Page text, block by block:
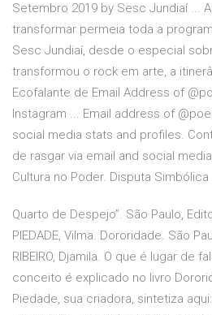
Setembro 2019 by Sesc Jundiaí ...
transformar permeia toda a
Sesc Jundiaí, desde o especial
transformou o rock em arte, a
Ecofalante de Email Address of
Instagram ... Email address of
social media stats and profiles.
de rasgar via email and social
Cultura no Poder. Disputa Simbólica
Quarto de Despejo”. São Paulo,
PIEDADE, Vilma. Dororidade. São
RIBEIRO, Djamila. O que é lugar de
conceito é explicado no livro
Piedade, sua criadora, sintetiza